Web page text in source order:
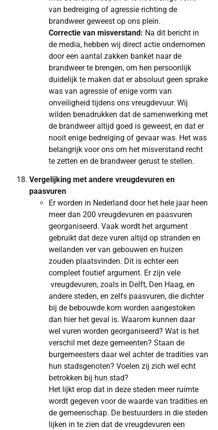
van bedreiging of agressie richting de
brandweer geweest op ons plein.
Correctie van misverstand: Na dit bericht in
de media, hebben wij direct actie ondernomen
door een aantal zakken banket naar de
brandweer te brengen, om hen persoonlijk
duidelijk te maken dat er absoluut geen sprake
was van agressie of enige vorm van
onveiligheid tijdens ons vreugdevuur. Wij
wilden benadrukken dat de samenwerking met
de brandweer altijd goed is geweest, en dat er
nooit enige bedreiging of gevaar was. Het was
belangrijk voor ons om het misverstand recht
te zetten en de brandweer gerust te stellen.
Vergelijking met andere vreugdevuren en
paasvuren
Er worden in Nederland door het hele jaar heen
meer dan 200 vreugdevuren en paasvuren
georganiseerd. Vaak wordt het argument
gebruikt dat deze vuren altijd op stranden en
weilanden ver van gebouwen en huizen
zouden plaatsvinden. Dit is echter een
compleet foutief argument. Er zijn vele
vreugdevuren, zoals in Delft, Den Haag, en
andere steden, en zelfs paasvuren, die dichter
bij de bebouwde kom worden aangestoken
dan hier het geval is. Waarom kunnen daar
wel vuren worden georganiseerd? Wat is het
verschil met deze gemeenten? Staan de
burgemeesters daar wel achter de tradities van
hun stadsgenoten? Voelen zij zich wel echt
betrokken bij hun stad?
Het lijkt erop dat in deze steden meer ruimte
wordt gegeven voor de waarde van tradities en
de gemeenschap. De bestuurders in die steden
lijken in te zien dat de vreugdevuren een